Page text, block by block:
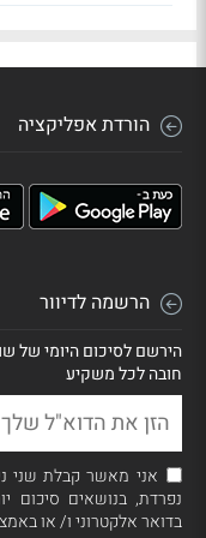
הורדת אפליקציה
הרשמה לדיוור
הירשם לסיכום היומי של
חובה לכל משקיע
אני מאשר קבלת שני
נפרדת, בנושאים סיכום
בדואר אלקטרוני ו/ או